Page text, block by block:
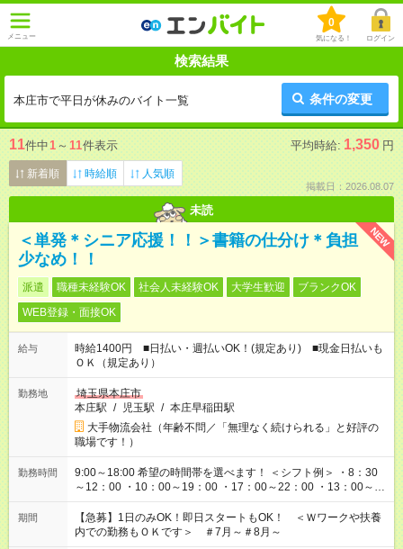
メニュー
0
気になる！ ログイン
検索結果
本庄市で平日が休みのバイト一覧 条件の変更
11件中1 ～ 11件表示 平均時給: 1,350 円
新着順 時給順 人気順
掲載日：2026.08.07
未読
NEW
＜単発＊シニア応援！！＞書籍の仕分け＊負担
少なめ！！
派遣 職種未経験OK 社会人未経験OK 大学生歓迎
ブランクOK
WEB登録・面接OK
給与
時給1400円 ■日払い・週払いOK！(規定あり) ■現金日払いも
ＯＫ（規定あり）
勤務地
埼玉県本庄市
本庄駅 / 児玉駅 / 本庄早稲田駅
大手物流会社（年齢不問／「無理なく続けられる」と好評の
職場です！）
勤務時間
9:00～18:00 希望の時間帯を選べます！ ＜シフト例＞ ・8：30
～12：00 ・10：00～19：00 ・17：00～22：00 ・13：00～
22：00 ・22：00～翌6：00 など
期間
【急募】1日のみOK！即日スタートもOK！ ＜Ｗワークや扶養
内での勤務もＯＫです＞ ＃7月～＃8月～